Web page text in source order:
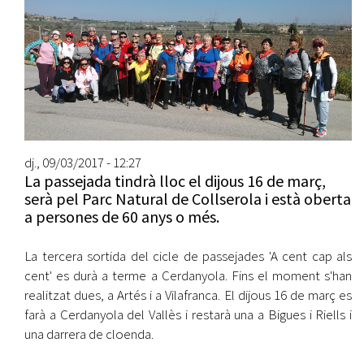
dj., 09/03/2017 - 12:27
La passejada tindrà lloc el dijous 16 de març,
serà pel Parc Natural de Collserola i està oberta
a persones de 60 anys o més.
La tercera sortida del cicle de passejades 'A cent cap als
cent' es durà a terme a Cerdanyola. Fins el moment s'han
realitzat dues, a Artés i a Vilafranca. El dijous 16 de març es
farà a Cerdanyola del Vallès i restarà una a Bigues i Riells i
una darrera de cloenda.